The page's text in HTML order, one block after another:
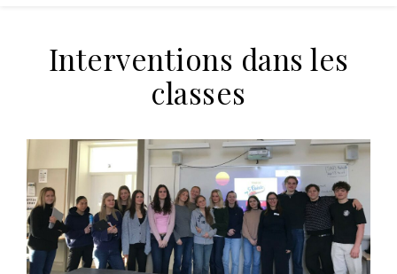
Interventions dans les
classes